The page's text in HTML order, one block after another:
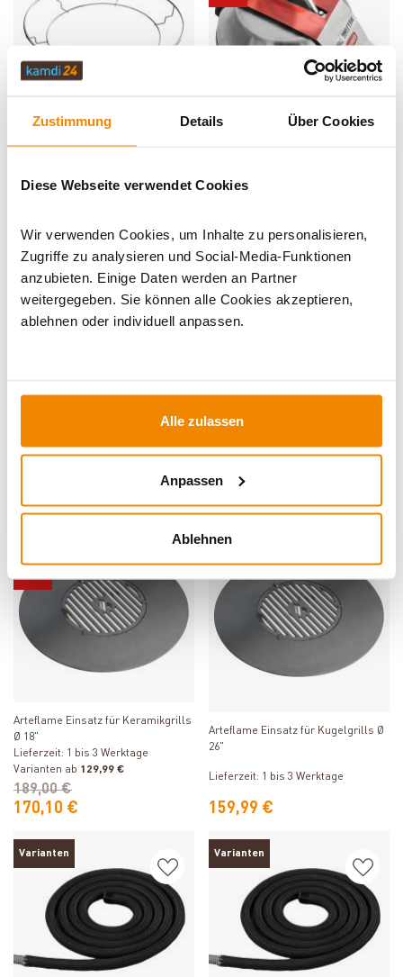
Zustimmung Details Über Cookies
Diese Webseite verwendet Cookies
Wir verwenden Cookies, um Inhalte zu personalisieren,
Zugriffe zu analysieren und Social-Media-Funktionen
anzubieten. Einige Daten werden an Partner
weitergegeben. Sie können alle Cookies akzeptieren,
ablehnen oder individuell anpassen.
Alle zulassen
Anpassen
Ablehnen
Lieferzeit: 1 bis 3 Werktage
8,89 €
Varianten
Produkt ansehen
Keramikgrill Compact
24,95 €
DE versandkostenfrei*
Varianten
Produkt ansehen
20
84,96 €
Arteflame Einsatz für Keramikgrills
Ø 18"
Lieferzeit: 1 bis 3 Werktage
Varianten ab 129,99 €
170,10 €
189,00 €
Varianten
Arteflame Einsatz für Kugelgrills Ø
26"
Lieferzeit: 1 bis 3 Werktage
159,99 €
Varianten Varianten